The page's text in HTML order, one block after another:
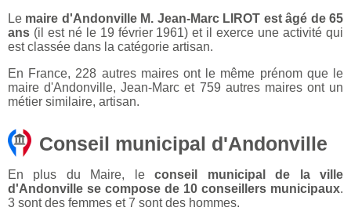
Le maire d'Andonville M. Jean-Marc LIROT est âgé de 65
ans (il est né le 19 février 1961) et il exerce une activité qui
est classée dans la catégorie artisan.
En France, 228 autres maires ont le même prénom que le
maire d'Andonville, Jean-Marc et 759 autres maires ont un
métier similaire, artisan.
Conseil municipal d'Andonville
En plus du Maire, leconseil municipal de la ville
d'Andonville se compose de 10 conseillers municipaux.
3 sont des femmes et 7 sont des hommes.